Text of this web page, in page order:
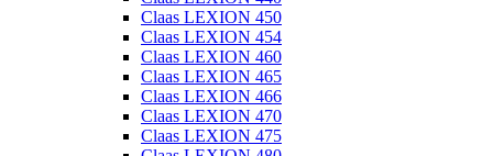
Claas LEXION 450
Claas LEXION 454
Claas LEXION 460
Claas LEXION 465
Claas LEXION 466
Claas LEXION 470
Claas LEXION 475